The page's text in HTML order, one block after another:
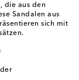
die aus den
Sandalen aus
sich mit